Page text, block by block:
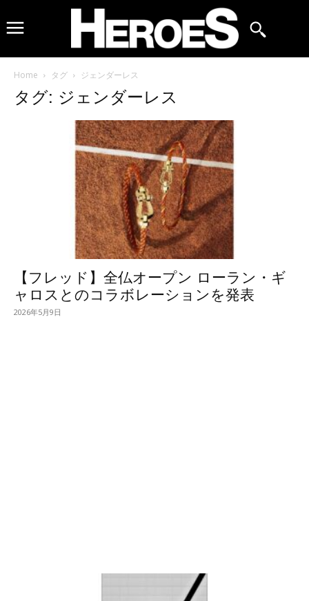
Home タグ ジェンダーレス
タグ: ジェンダーレス
【フレッド】全仏オープン ローラン・ギ
ャロスとのコラボレーションを発表
2026年5月9日